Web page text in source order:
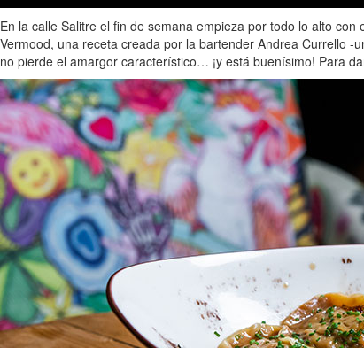
En la calle Salitre el fin de semana empieza por todo lo alto
Vermood, una receta creada por la bartender Andrea Currello
no pierde el amargor característico… ¡y está buenísimo! Para